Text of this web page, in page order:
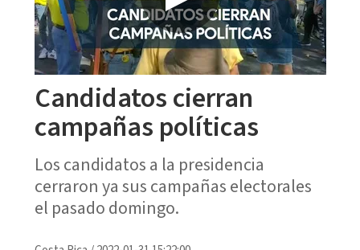
Candidatos cierran
campañas políticas
Los candidatos a la presidencia
cerraron ya sus campañas electorales
el pasado domingo.